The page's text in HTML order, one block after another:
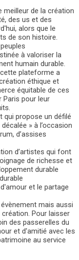
meilleur de la création
des us et des
alors que le
de son histoire.
à valoriser la
humain durable.
plateforme a
éthique et
équitable de ces
Paris pour leur
qui propose un défilé
» à l’occasion
d’assises
d’artistes qui font
de richesse et
durable
et le partage
mais aussi
Pour laisser
des passerelles du
et d'amitié avec les
au service